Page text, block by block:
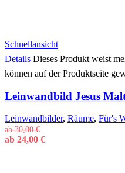
Schnellansicht
Details Dieses Produkt weist
können auf der Produktseite
Leinwandbild Jesus
Leinwandbilder, Räume, Für's
ab30,00€
ab 24,00 €